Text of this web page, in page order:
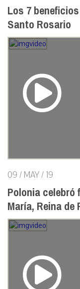
Los 7
Santo Rosario
09 / MAY / 19
Polonia
María, Reina de